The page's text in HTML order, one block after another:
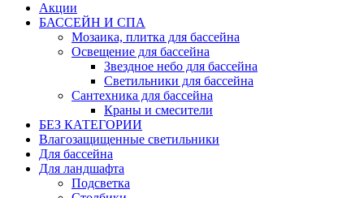
Акции
БАССЕЙН И СПА
Мозаика, плитка для бассейна
Освещение для бассейна
Звездное небо для бассейна
Светильники для бассейна
Сантехника для бассейна
Краны и смесители
БЕЗ КАТЕГОРИИ
Влагозащищенные светильники
Для бассейна
Для ландшафта
Подсветка